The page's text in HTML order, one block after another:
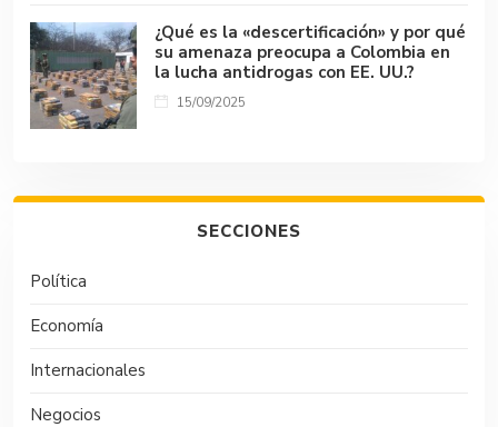
¿Qué es la «descertificación» y por qué
su amenaza preocupa a Colombia en
la lucha antidrogas con EE. UU.?
15/09/2025
SECCIONES
Política
Economía
Internacionales
Negocios